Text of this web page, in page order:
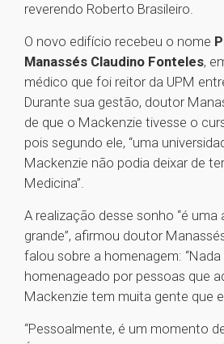
reverendo Roberto Brasileiro.
O novo edifício recebeu o nome
Manassés Claudino Fonteles,
médico que foi reitor da UPM
Durante sua gestão, doutor
de que o Mackenzie tivesse o
pois segundo ele, “uma
Mackenzie não podia deixar de
Medicina”.
A realização desse sonho “é uma
grande”, afirmou doutor
falou sobre a homenagem:
homenageado por pessoas que
Mackenzie tem muita gente que
“Pessoalmente, é um momento